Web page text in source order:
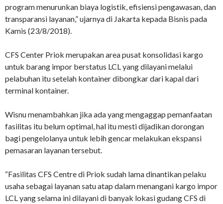
program menurunkan biaya logistik, efisiensi pengawasan, dan
transparansi layanan,” ujarnya di Jakarta kepada Bisnis pada
Kamis (23/8/2018).
CFS Center Priok merupakan area pusat konsolidasi kargo
untuk barang impor berstatus LCL yang dilayani melalui
pelabuhan itu setelah kontainer dibongkar dari kapal dari
terminal kontainer.
Wisnu menambahkan jika ada yang mengaggap pemanfaatan
fasilitas itu belum optimal, hal itu mesti dijadikan dorongan
bagi pengelolanya untuk lebih gencar melakukan ekspansi
pemasaran layanan tersebut.
“Fasilitas CFS Centre di Priok sudah lama dinantikan pelaku
usaha sebagai layanan satu atap dalam menangani kargo impor
LCL yang selama ini dilayani di banyak lokasi gudang CFS di